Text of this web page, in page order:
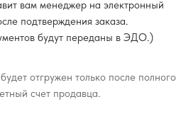
вам менеджер на электронный
подтверждения заказа.
будут переданы в ЭДО.)
отгружен только после полного
счет продавца.